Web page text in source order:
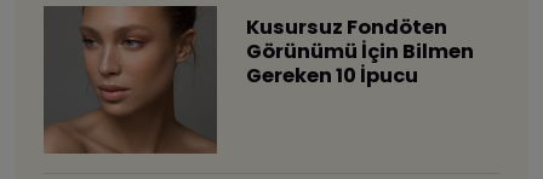
Kusursuz Fondöten
Görünümü İçin Bilmen
Gereken 10 İpucu